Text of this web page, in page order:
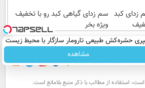
ثبت نام
کن)
زدای کبد سم زدای گیاهی کبد رو با تخفیف
ویژه بخر
حشره‌کش طبیعی تارومار سازگار با محیط زیست
و با محافظت طبیعی
مشاهده
تماس با ما
اوقات شرعی سواد زندگی
استفاده از مطالب با ذكر منبع بلامانع است.